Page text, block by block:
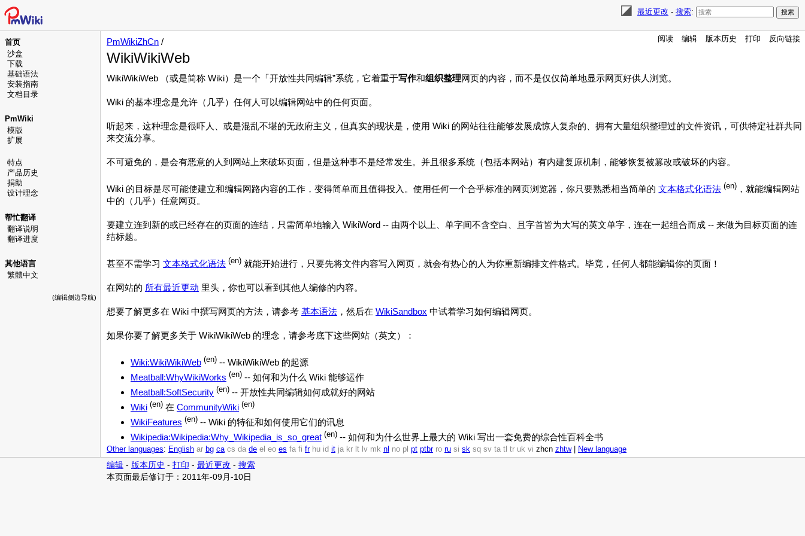
最近更改 - 搜索:
首页
沙盒
下载
基础语法
安装指南
文档目录
PmWiki
模版
扩展
特点
产品历史
捐助
设计理念
帮忙翻译
翻译说明
翻译进度
其他语言
繁體中文
(编辑侧边导航)
阅读 编辑 版本历史 打印 反向链接
PmWikiZhCn /
WikiWikiWeb
WikiWikiWeb （或是简称 Wiki）是一个「开放性共同编辑”系统，它着重于写作和组织整理网页的内容，而不是仅仅简单地显示网页好供人浏览。
Wiki 的基本理念是允许（几乎）任何人可以编辑网站中的任何页面。
听起来，这种理念是很吓人、或是混乱不堪的无政府主义，但真实的现状是，使用 Wiki 的网站往往能够发展成惊人复杂的、拥有大量组织整理过的文件资讯，可供特定社群共同
来交流分享。
不可避免的，是会有恶意的人到网站上来破坏页面，但是这种事不是经常发生。并且很多系统（包括本网站）有内建复原机制，能够恢复被篡改或破坏的内容。
Wiki 的目标是尽可能使建立和编辑网路内容的工作，变得简单而且值得投入。使用任何一个合乎标准的网页浏览器，你只要熟悉相当简单的 文本格式化语法 (en) ，就能编辑网站
中的（几乎）任意网页。
要建立连到新的或已经存在的页面的连结，只需简单地输入 WikiWord -- 由两个以上、单字间不含空白、且字首皆为大写的英文单字，连在一起组合而成 -- 来做为目标页面的连
结标题。
甚至不需学习 文本格式化语法 (en) 就能开始进行，只要先将文件内容写入网页，就会有热心的人为你重新编排文件格式。毕竟，任何人都能编辑你的页面！
在网站的 所有最近更动 里头，你也可以看到其他人编修的内容。
想要了解更多在 Wiki 中撰写网页的方法，请参考 基本语法 ，然后在 WikiSandbox 中试着学习如何编辑网页。
如果你要了解更多关于 WikiWikiWeb 的理念，请参考底下这些网站（英文）：
Wiki:WikiWikiWeb (en) -- WikiWikiWeb 的起源
Meatball:WhyWikiWorks (en) -- 如何和为什么 Wiki 能够运作
Meatball:SoftSecurity (en) -- 开放性共同编辑如何成就好的网站
Wiki (en) 在 CommunityWiki (en)
WikiFeatures (en) -- Wiki 的特征和如何使用它们的讯息
Wikipedia:Wikipedia:Why_Wikipedia_is_so_great (en) -- 如何和为什么世界上最大的 Wiki 写出一套免费的综合性百科全书
Other languages: English ar bg ca cs da de el eo es fa fi fr hu id it ja kr lt lv mk nl no pl pt ptbr ro ru si sk sq sv ta tl tr uk vi zhcn zhtw| New language
编辑 - 版本历史 - 打印 - 最近更改 - 搜索
本页面最后修订于：2011年-09月-10日